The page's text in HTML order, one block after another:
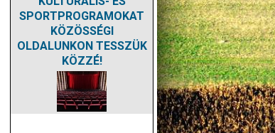
SPORTPROGRAMOKAT
KÖZÖSSÉGI
OLDALUNKON TESSZÜK
KÖZZÉ!